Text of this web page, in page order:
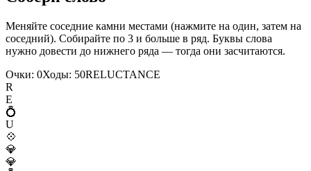
Меняйте соседние камни местами (нажмите на один, затем на
соседний). Собирайте по 3 и больше в ряд. Буквы слова
нужно довести до нижнего ряда — тогда они засчитаются.
Очки: 0Ходы: 50RELUCTANCE
R
E
💍
U
💠
💎
💎